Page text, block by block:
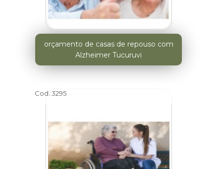
orçamento de casas de repouso com
Alzheimer Tucuruvi
Cod.:3295